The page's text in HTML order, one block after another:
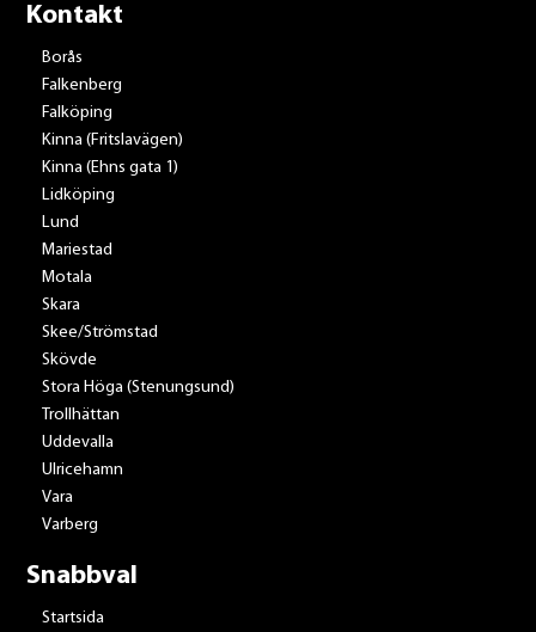
Kontakt
Borås
Falkenberg
Falköping
Kinna (Fritslavägen)
Kinna (Ehns gata 1)
Lidköping
Lund
Mariestad
Motala
Skara
Skee/Strömstad
Skövde
Stora Höga (Stenungsund)
Trollhättan
Uddevalla
Ulricehamn
Vara
Varberg
Snabbval
Startsida